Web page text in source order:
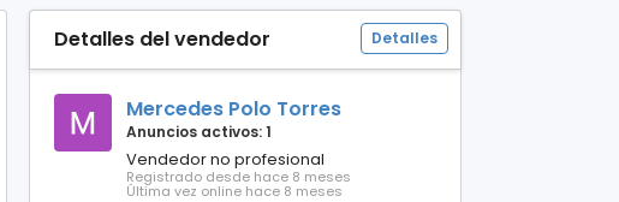
Detalles del vendedor Detalles
Mercedes Polo Torres
Anuncios activos: 1
Vendedor no profesional
Registrado desde hace 8 meses
Última vez online hace 8 meses